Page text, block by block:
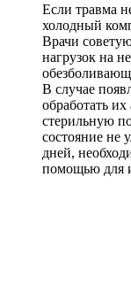
Если травма
холодный
Врачи
нагрузок на
В случае
обработать
стерильную
состояние не
дней,
помощью для